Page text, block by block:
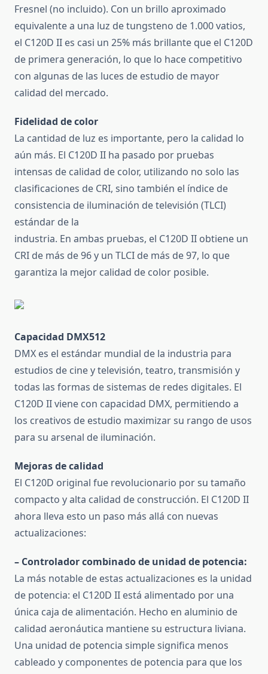
Fresnel (no incluido). Con un brillo aproximado
equivalente a una luz de tungsteno de 1.000 vatios,
el C120D II es casi un 25% más brillante que el C120D
de primera generación, lo que lo hace competitivo
con algunas de las luces de estudio de mayor
calidad del mercado.
Fidelidad de color
La cantidad de luz es importante, pero la calidad lo
aún más. El C120D II ha pasado por pruebas
intensas de calidad de color, utilizando no solo las
clasificaciones de CRI, sino también el índice de
consistencia de iluminación de televisión (TLCI)
estándar de la
industria. En ambas pruebas, el C120D II obtiene un
CRI de más de 96 y un TLCI de más de 97, lo que
garantiza la mejor calidad de color posible.
Capacidad DMX512
DMX es el estándar mundial de la industria para
estudios de cine y televisión, teatro, transmisión y
todas las formas de sistemas de redes digitales. El
C120D II viene con capacidad DMX, permitiendo a
los creativos de estudio maximizar su rango de usos
para su arsenal de iluminación.
Mejoras de calidad
El C120D original fue revolucionario por su tamaño
compacto y alta calidad de construcción. El C120D II
ahora lleva esto un paso más allá con nuevas
actualizaciones:
– Controlador combinado de unidad de potencia:
La más notable de estas actualizaciones es la unidad
de potencia: el C120D II está alimentado por una
única caja de alimentación. Hecho en aluminio de
calidad aeronáutica mantiene su estructura liviana.
Una unidad de potencia simple significa menos
cableado y componentes de potencia para que los